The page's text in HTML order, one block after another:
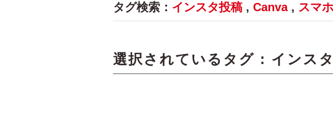
タグ検索： インスタ投稿 , Canva, スマホ
選択されているタグ : インス